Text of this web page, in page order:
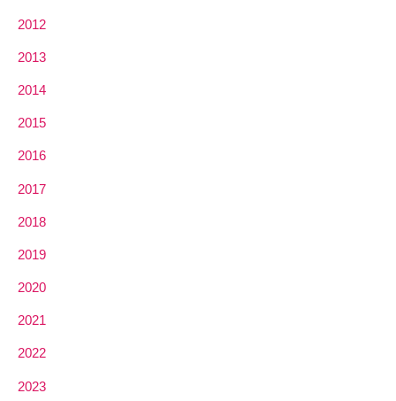
2012
2013
2014
2015
2016
2017
2018
2019
2020
2021
2022
2023